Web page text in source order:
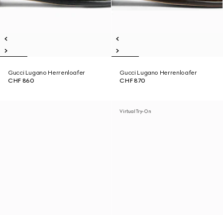
Gucci Lugano Herrenloafer
CHF 860
Gucci Lugano Herrenloafer
CHF 870
Virtual Try-On